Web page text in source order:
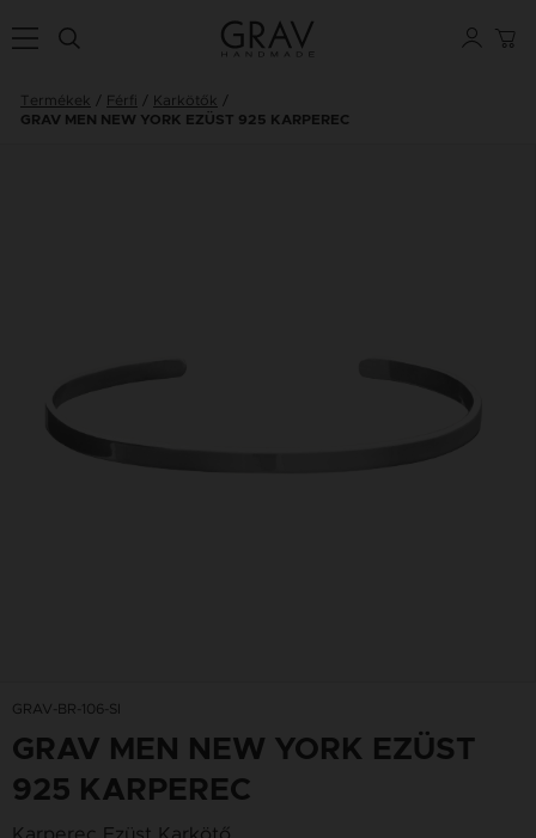
Termékek Férfi Karkötők
GRAV MEN NEW YORK EZÜST 925 KARPEREC
GRAV-BR-106-SI
GRAV MEN NEW YORK EZÜST
925 KARPEREC